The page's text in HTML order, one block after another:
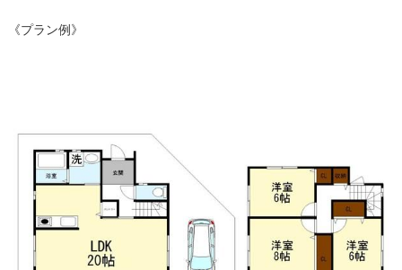
《プラン例》